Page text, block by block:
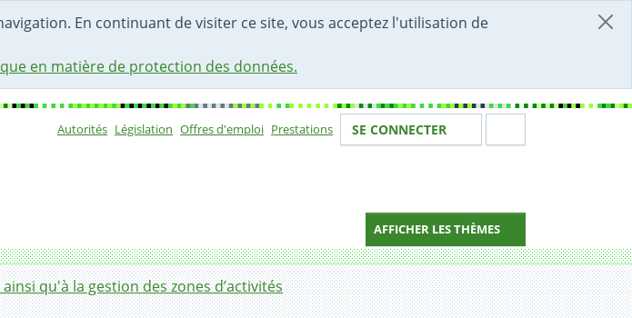
En continuant de visiter ce site, vous acceptez l'utilisation de
en matière de protection des données.
Autorités Législation Offres d'emploi Prestations Votre identité
SE CONNECTER
AFFICHER LES THÈMES
qu'à la gestion des zones d’activités